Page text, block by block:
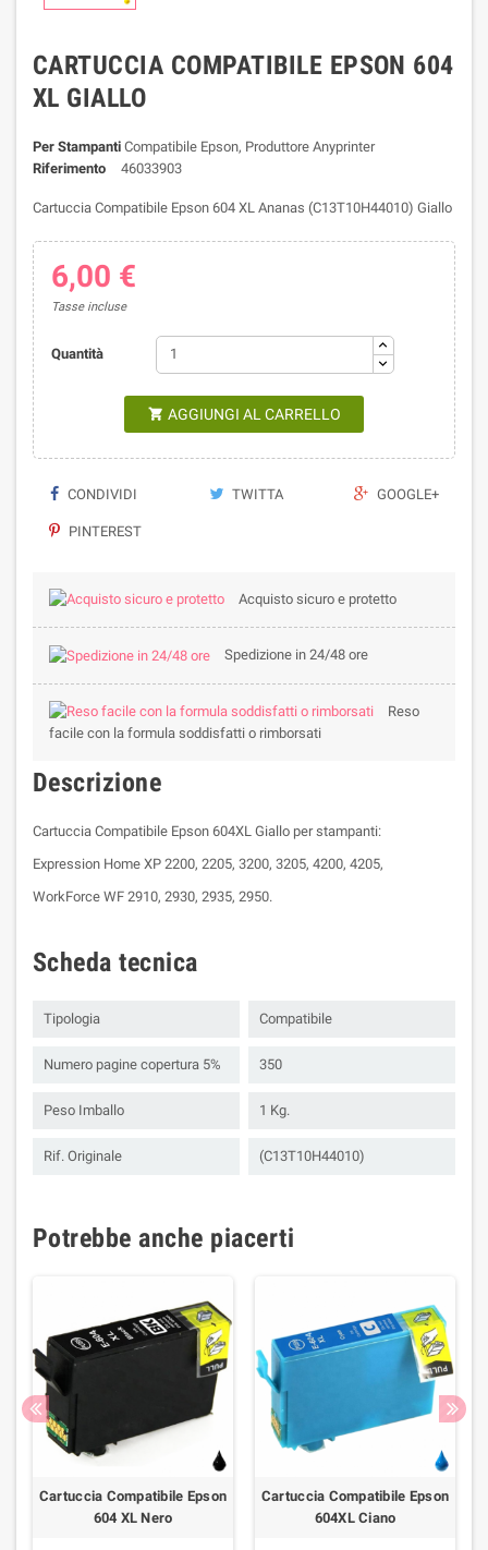
CARTUCCIA COMPATIBILE EPSON 604
XL GIALLO
Per Stampanti Compatibile Epson, Produttore Anyprinter
Riferimento
46033903
Cartuccia Compatibile Epson 604 XL Ananas (C13T10H44010) Giallo
6,00 €
Tasse incluse
Quantità
 AGGIUNGI AL CARRELLO
CONDIVIDI TWITTA GOOGLE+
PINTEREST
Acquisto sicuro e protetto
Spedizione in 24/48 ore
Reso
facile con la formula soddisfatti o rimborsati
Descrizione
Cartuccia Compatibile Epson 604XL Giallo per stampanti:
Expression Home XP 2200, 2205, 3200, 3205, 4200, 4205,
WorkForce WF 2910, 2930, 2935, 2950.
Scheda tecnica
Tipologia Compatibile
Numero pagine copertura 5% 350
Peso Imballo 1 Kg.
Rif. Originale (C13T10H44010)
Potrebbe anche piacerti
Cartuccia Compatibile Epson
604 XL Nero
Cartuccia Compatibile Epson
604XL Ciano